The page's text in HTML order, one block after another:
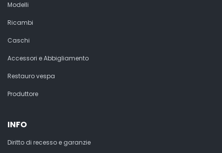
Modelli
Ricambi
Caschi
Accessori e Abbigliamento
Restauro vespa
Produttore
INFO
Diritto di recesso e garanzie